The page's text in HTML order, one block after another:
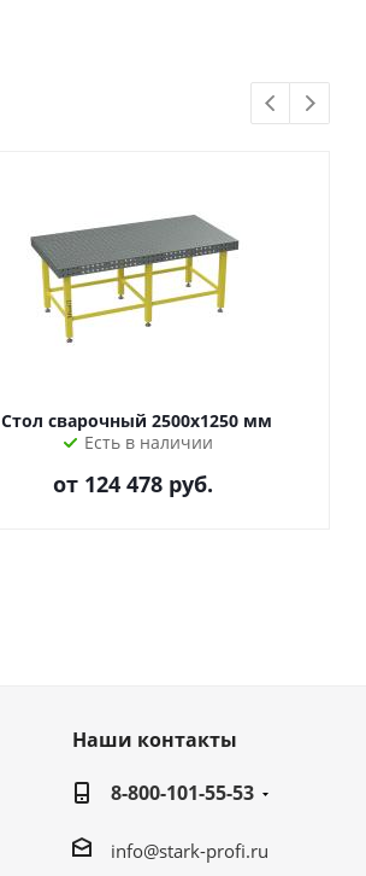
Стол сварочный 2500х1250 мм
Есть в наличии
от 124 478 руб.
Наши контакты
8-800-101-55-53
info@stark-profi.ru